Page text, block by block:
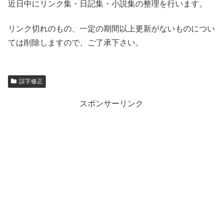
近日中にリンク集・日記集・小説集の整理を行います。
リンク切れのもの、一定の期間以上更新がないものについ
ては削除しますので、ご了承下さい。
誤字修正
スポンサーリンク